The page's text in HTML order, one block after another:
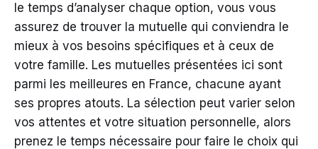
le temps d’analyser chaque option, vous vous
assurez de trouver la mutuelle qui conviendra le
mieux à vos besoins spécifiques et à ceux de
votre famille. Les mutuelles présentées ici sont
parmi les meilleures en France, chacune ayant
ses propres atouts. La sélection peut varier selon
vos attentes et votre situation personnelle, alors
prenez le temps nécessaire pour faire le choix qui